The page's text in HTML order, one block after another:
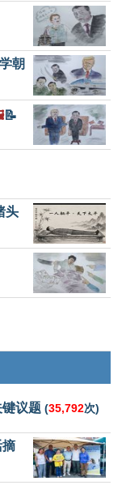
朝
📝
头
议题 (35,792次)
摘